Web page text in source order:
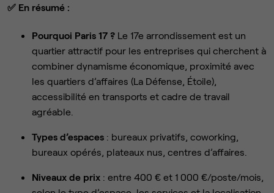
✅ En résumé :
Pourquoi Paris 17 ? Le 17e arrondissement est un
quartier attractif pour les entreprises qui cherchent à
combiner dynamisme économique, proximité avec
les quartiers d’affaires (La Défense, Étoile),
accessibilité en transports et cadre de travail
agréable.
Types d’espaces : bureaux privatifs, coworking,
bureaux opérés, plateaux nus, centres d’affaires.
Niveaux de prix : entre 400 € et 1 000 €/poste/mois,